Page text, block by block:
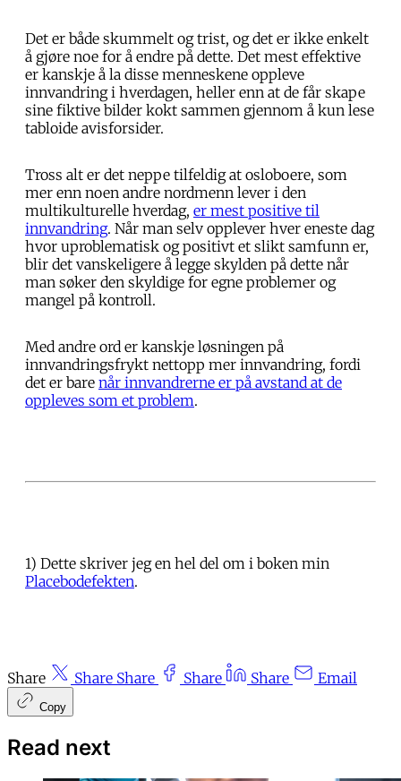
Det er både skummelt og trist, og det er ikke enkelt
å gjøre noe for å endre på dette. Det mest effektive
er kanskje å la disse menneskene oppleve
innvandring i hverdagen, heller enn at de får skape
sine fiktive bilder kokt sammen gjennom å kun lese
tabloide avisforsider.
Tross alt er det neppe tilfeldig at osloboere, som
mer enn noen andre nordmenn lever i den
multikulturelle hverdag, er mest positive til
innvandring. Når man selv opplever hver eneste dag
hvor uproblematisk og positivt et slikt samfunn er,
blir det vanskeligere å legge skylden på dette når
man søker den skyldige for egne problemer og
mangel på kontroll.
Med andre ord er kanskje løsningen på
innvandringsfrykt nettopp mer innvandring, fordi
det er bare når innvandrerne er på avstand at de
oppleves som et problem.
1) Dette skriver jeg en hel del om i boken min
Placebodefekten.
Share Share Share Share Share Email
Copy
Read next